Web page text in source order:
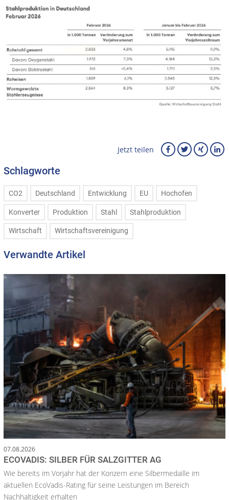
Jetzt teilen
Schlagworte
CO2 Deutschland Entwicklung EU Hochofen
Konverter Produktion Stahl Stahlproduktion
Wirtschaft Wirtschaftsvereinigung
Verwandte Artikel
07.08.2026
ECOVADIS: SILBER FÜR SALZGITTER AG
Wie bereits im Vorjahr hat der Konzern eine Silbermedaille im
aktuellen EcoVadis-Rating für seine Leistungen im Bereich
Nachhaltigkeit erhalten